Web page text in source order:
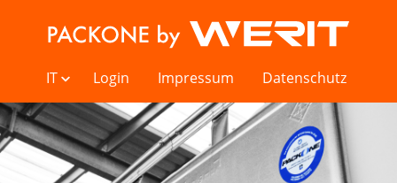
IT Login Impressum Datenschutz